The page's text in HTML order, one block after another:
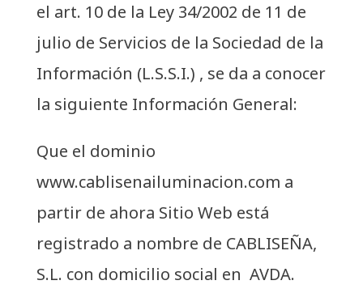
el art. 10 de la Ley 34/2002 de 11 de
julio de Servicios de la Sociedad de la
Información (L.S.S.I.) , se da a conocer
la siguiente Información General:
Que el dominio
www.cablisenailuminacion.com a
partir de ahora Sitio Web está
registrado a nombre de CABLISEÑA,
S.L. con domicilio social en AVDA.